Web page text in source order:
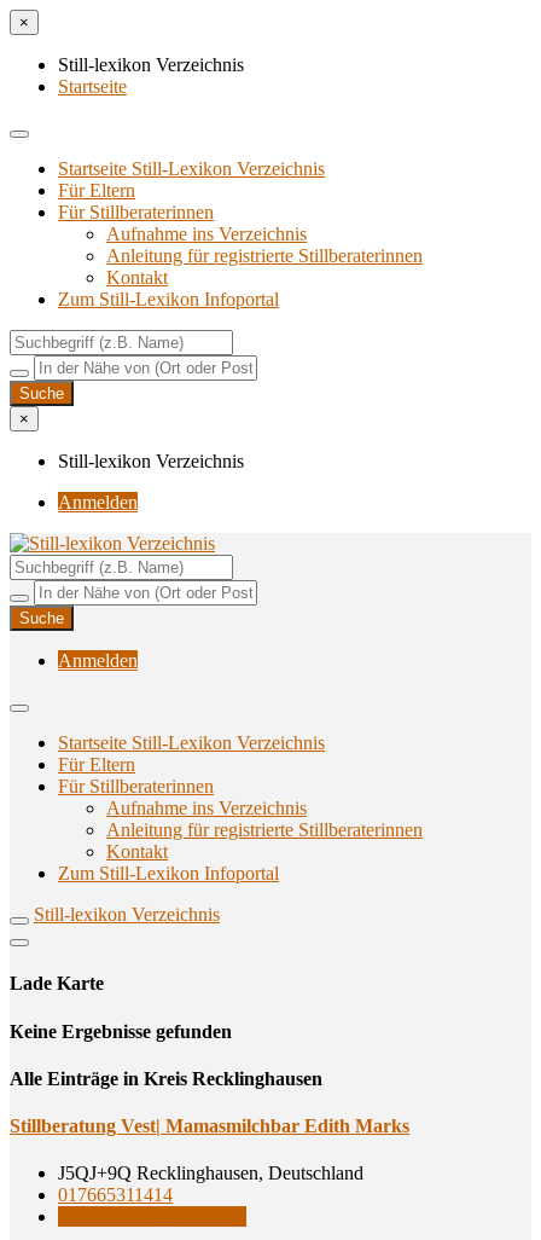
×
Still-lexikon Verzeichnis
Startseite
Startseite Still-Lexikon Verzeichnis
Für Eltern
Für Stillberaterinnen
Aufnahme ins Verzeichnis
Anlei­tung für regis­trier­te Stillberaterinnen
Kon­takt
Zum Still-Lexikon Infoportal
×
Still-lexikon Verzeichnis
Anmelden
Still-lexikon Verzeichnis
Unterstützungsangebote rund ums Stillen
Anmelden
Startseite Still-Lexikon Verzeichnis
Für Eltern
Für Stillberaterinnen
Aufnahme ins Verzeichnis
Anlei­tung für regis­trier­te Stillberaterinnen
Kon­takt
Zum Still-Lexikon Infoportal
Still-lexikon Verzeichnis
Lade Karte
Кeine Ergebnisse gefunden
Alle Einträge in Kreis Recklinghausen
Still­be­ra­tung Vest| Mamas­milch­bar Edith Marks
J5QJ+9Q Recklinghausen, Deutschland
017665311414